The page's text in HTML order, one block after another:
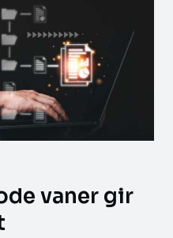
vaner gir